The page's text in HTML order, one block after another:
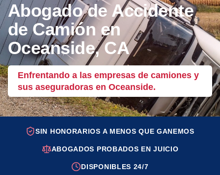
Abogado de Accidente
de Camión en
Oceanside, CA
Enfrentando a las empresas de camiones y
sus aseguradoras en Oceanside.
SIN HONORARIOS A MENOS QUE GANEMOS
ABOGADOS PROBADOS EN JUICIO
DISPONIBLES 24/7